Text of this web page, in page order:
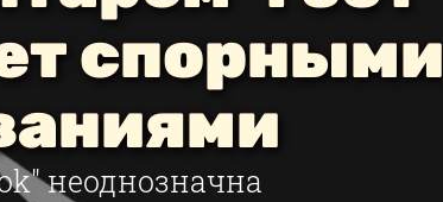
спорными
неоднозначна